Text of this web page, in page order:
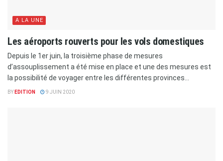
A LA UNE
Les aéroports rouverts pour les vols domestiques
Depuis le 1er juin, la troisième phase de mesures
d’assouplissement a été mise en place et une des mesures est
la possibilité de voyager entre les différentes provinces...
BY EDITION 9 JUIN 2020